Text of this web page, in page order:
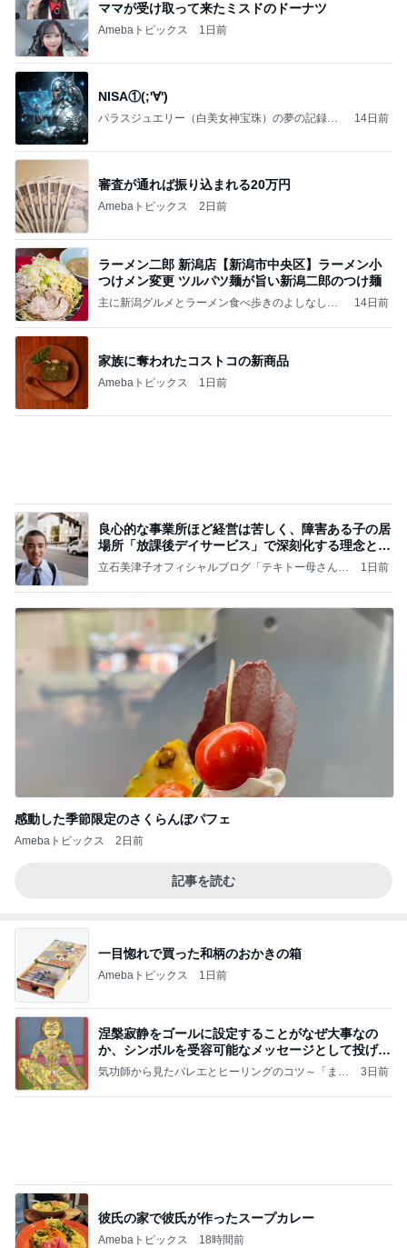
NISA①(;'∀')
パラスジュエリー（白美女神宝珠）の夢の記録
審査が通れば振り込まれる20万円
Amebaトピックス 2日前
ラーメン二郎 新潟店【新潟市中央区】ラーメン小
つけメン変更 ツルパツ麺が旨い新潟二郎のつけ麺
主に新潟グルメとラーメン食べ歩きのよしなしご
家族に奪われたコストコの新商品
Amebaトピックス
良心的な事業所ほど経営は苦しく、障害ある子の居
場所「放課後デイサービス」で深刻化する理念と現
実の
立石美津子オフィシャルブログ「テキトー母さんの
感動した季節限定のさくらんぼパフェ
Amebaトピックス 2日前
記事を読む
一目惚れで買った和柄のおかきの箱
Amebaトピックス 1日前
か、シンボルを受容可能なメッセージとして投げる
彼氏の家で彼氏が作ったスープカレー
Amebaトピックス
年金の繰り下げでライフプラン見直し
Amebaトピックス 20時間前